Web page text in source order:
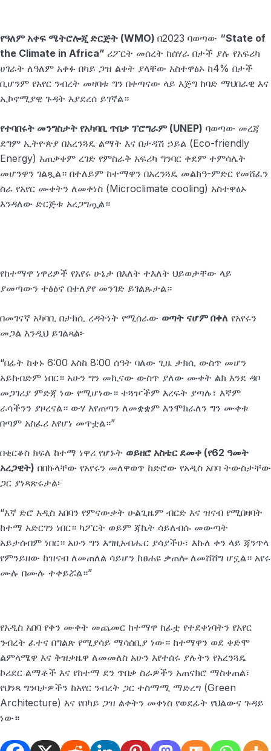
የዓለም አቀፍ ሜትሮሎጂ ድርጅት (WMO) በ2023 ባወጣው “State of
the Climate in Africa” ሪፖርት መሰረት ከሰሃራ በታች ያሉ የአፍሪካ
ሀገራት ለዓለም አቀፉ በካይ ጋዝ ልቀት ያላቸው አስተዋፅኦ ከ4% በታች
ቢሆንም የአየር ንብረት መዛባቱ ግን በቀጣናው ላይ እጅግ ከባድ ማህበራዊ እና
ኢኮኖሚያዊ ጉዳት እያደረሰ ይገኛል።
የተባበሩት መንግስታት የአካባቢ ጥበቃ ፕሮግራም (UNEP) ባወጣው መረጃ
ደግም ኢትዮጵያ በአረንጓዴ ልማት እና በታዳሽ ኃይል (Eco-friendly
Energy) አጠቃቀም ረገድ የምስራቅ አፍሪካ ግንባር ቀደም ተምሳሌት
መሆንዋን ገልጿል። በተለይም ከተማዋን በአረንጓዴ መልክዓ-ምድር የመሸፈን
ስራ የአየር ሙቀትን ለመቀነስ (Microclimate cooling) አስተዋፅኦ
እንዳለው ድርጅቱ አረጋግጧል።
የከተማዋ ነዋሪዎች የአየሩ ሁኔታ በእለት ተእለት ህይወታቸው ላይ
ያመጣውን ተፅዕኖ በተለያየ መንገድ ይገልጹታል።
በመገናኛ አካባቢ በታክሲ ረዳትነት የሚሰራው ወጣት ናሆም በቀለ የአየሩን
መጋል እንዲህ ይገልጻል፦
“በፊት ከቀኑ 6:00 እስከ 8:00 ሰዓት ባለው ጊዜ ታክሲ ውስጥ መሆን
አይከብድም ነበር። አሁን ግን መኪናው ውስጥ ያለው ሙቀት ልክ እንደ ዳቦ
መጋገሪያ ምድጃ ነው የሚሆነው። ተጓዦችም እረፍት ያጣሉ፣ እኛም
ራሳችንን ያዞረናል። ውሃ እየጠጣን ለመቋቋም እንሞክራለን ግን ሙቀቱ
በጣም አስፈሪ እየሆነ መጥቷል።”
በቂርቆስ ክፍለ ከተማ ነዋሪ የሆኑት ወይዘሮ አስቴር ደመቀ (የ62 ዓመት
አረጋዊት) በበኩላቸው የአየሩን መለዋወጥ ከድሮው የአዲስ አበባ ትውስታቸው
ጋር ያነጻጽሩታል፦
“እኛ ድሮ አዲስ አበባን የምናውቃት ሁልጊዜም ብርድ እና ዝናብ የሚበዛባት
ከተማ አድርገን ነበር። ካፖርት ወይም ጃኬት ሳይለብሱ መውጣት
አይታሰብም ነበር። አሁን ግን እግዚአብሔር ያሳያችሁ፣ እኩለ ቀን ላይ ጃንጥላ
የምንይዘው ከዝናብ ለመጠለል ሳይሆን ከፀሐዩ ቃጠሎ ለመሸሸግ ሆኗል። አየሩ
ሙሉ በሙሉ ተቀይሯል።”
የአዲስ አበባ የቀን ሙቀት መጨመር ከተማዋ ከፊቷ የተደቀነባትን የአየር
ንብረት ፈተና በግልጽ የሚያሳይ ማሳሰቢያ ነው። ከተማዋን ወደ ቀድሞ
ልምላሜዋ እና ቅዝቃዜዋ ለመመለስ አሁን እየተሰሩ ያሉትን የአረንጓዴ
ኮሪደር ልማቶች እና የከተማ ደን ጥበቃ ስራዎችን አጠናክሮ ማስቀጠል፣
የህንጻ ግንባታዎችን ከአየር ንብረት ጋር ተስማሚ ማድረግ (Green
Architecture) እና የበካይ ጋዝ ልቀትን መቀነስ የወደፊት የህልውና ጉዳይ
ነው።